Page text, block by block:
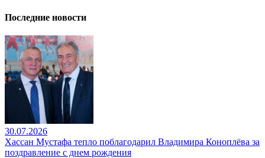
Последние новости
30.07.2026
Хассан Мустафа тепло поблагодарил Владимира Коноплёва за
поздравление с днем рождения